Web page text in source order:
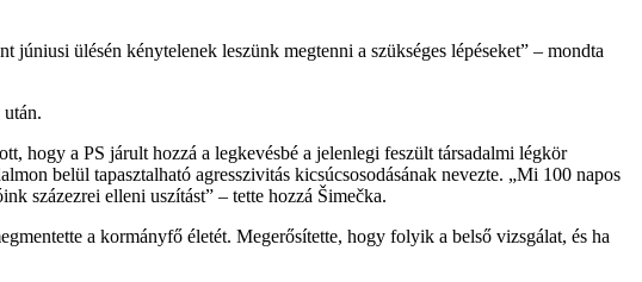
ülésén kénytelenek leszünk megtenni a szükséges lépéseket” – mondta
hogy a PS járult hozzá a legkevésbé a jelenlegi feszült társadalmi légkör
belül tapasztalható agresszivitás kicsúcsosodásának nevezte. „Mi 100 napos
százezrei elleni uszítást” – tette hozzá Šimečka.
a kormányfő életét. Megerősítette, hogy folyik a belső vizsgálat, és ha